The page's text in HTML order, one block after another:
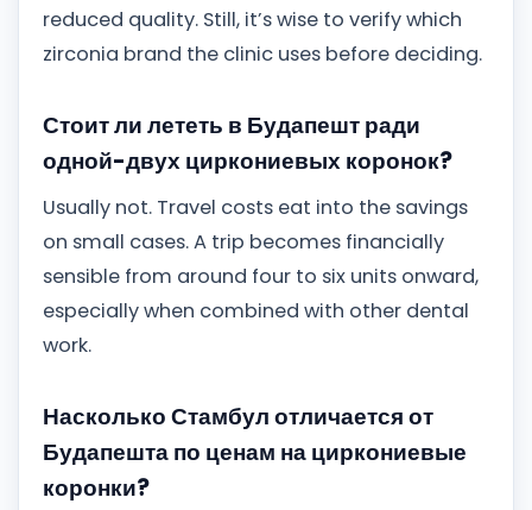
reduced quality. Still, it’s wise to verify which
zirconia brand the clinic uses before deciding.
Стоит ли лететь в Будапешт ради
одной-двух циркониевых коронок?
Usually not. Travel costs eat into the savings
on small cases. A trip becomes financially
sensible from around four to six units onward,
especially when combined with other dental
work.
Насколько Стамбул отличается от
Будапешта по ценам на циркониевые
коронки?